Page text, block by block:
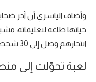
وأضاف الياسري أن آخر
حياتها طاعة لتعليماته،
انتحارهم وصل إلى 30 شخصاً من جنسيات عربية وأجنبية مختلفة.
لعبة تحوّلت إلى